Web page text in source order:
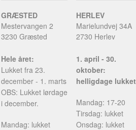
GRÆSTED
Mestervangen 2
3230 Græsted
HERLEV
Marielundvej 34A
2730 Herlev
Hele året:
Lukket fra 23.
december - 1. marts
OBS: Lukket lørdage
i december.
Mandag: lukket
1. april - 30.
oktober:
helligdage lukket
Mandag: 17-20
Tirsdag: lukket
Onsdag: lukket